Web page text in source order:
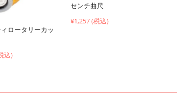
ロータリーカッ
込)
センチ曲尺
¥1,257 (税込)